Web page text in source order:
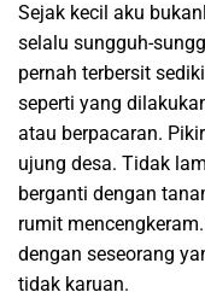
Sejak kecil aku
selalu sungguh-
pernah terbersit
seperti yang
atau berpacaran.
ujung desa. Tidak
berganti dengan
rumit
dengan seseorang
tidak karuan.